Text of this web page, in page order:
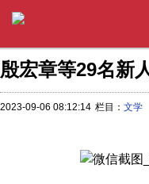
殷宏章等29名新
2023-09-06 08:12:14 栏目： 文学